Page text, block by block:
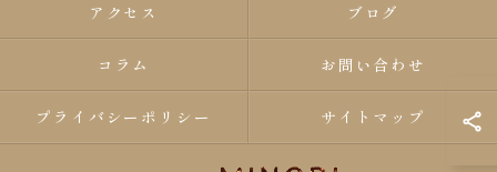
アクセス ブログ
コラム お問い合わせ
プライバシーポリシー サイトマップ